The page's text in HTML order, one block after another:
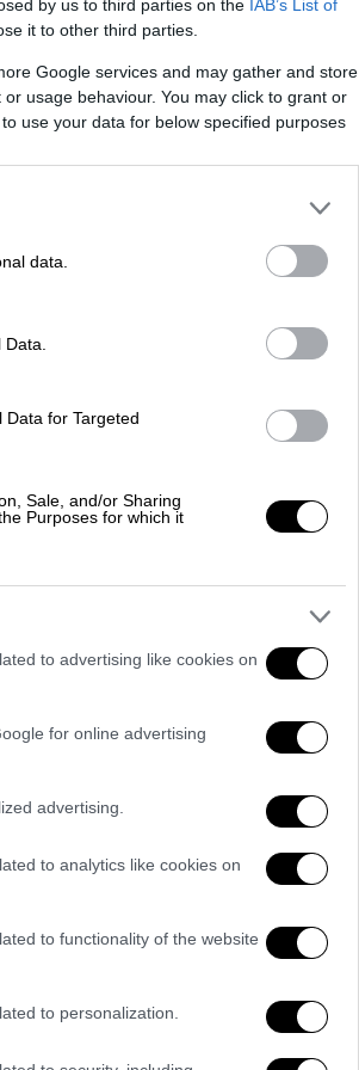
by us to third parties on the IAB’s List of
it to other third parties.
Google services and may gather and store
usage behaviour. You may click to grant or
use your data for below specified purposes
data.
for Targeted
Sale, and/or Sharing
Purposes for which it
to advertising like cookies on
for online advertising
advertising.
to analytics like cookies on
to functionality of the website
to personalization.
πήραν τους
το
στους
πέτυχε ιστορική
επί της Ενωσης
Ιουλίου δίνει η
μια σειρά